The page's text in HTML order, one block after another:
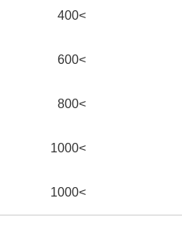
>400
>600
>800
>1000
>1000